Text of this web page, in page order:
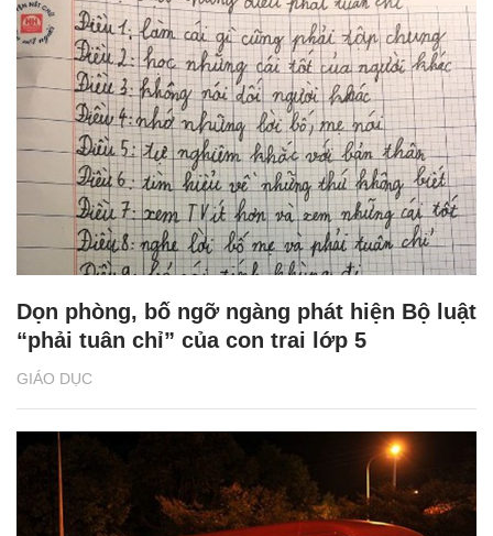
GIÁO DỤC
Dọn phòng, bố ngỡ ngàng phát hiện Bộ luật
“phải tuân chỉ” của con trai lớp 5